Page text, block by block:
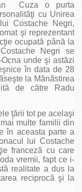
Cuza o purta
cu Unirea
Costache Negri,
şi reprezentant
ocupată până la
Negri se
unde şi astăzi
în data de 28
la Mănăstirea
de către Radu
ţării tot pe acelaşi
multe familii din
în aceasta parte a
lui Costache
franceză cu care
vremii, fapt ce i-
realitate a dus la
reciprocă şi la